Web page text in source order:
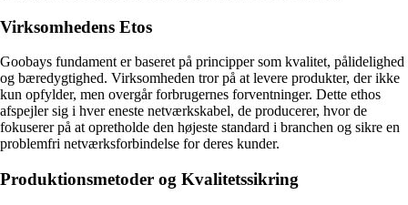
Virksomhedens Etos
Goobays fundament er baseret på principper som kvalitet, pålidelighed
og bæredygtighed. Virksomheden tror på at levere produkter, der ikke
kun opfylder, men overgår forbrugernes forventninger. Dette ethos
afspejler sig i hver eneste netværkskabel, de producerer, hvor de
fokuserer på at opretholde den højeste standard i branchen og sikre en
problemfri netværksforbindelse for deres kunder.
Produktionsmetoder og Kvalitetssikring